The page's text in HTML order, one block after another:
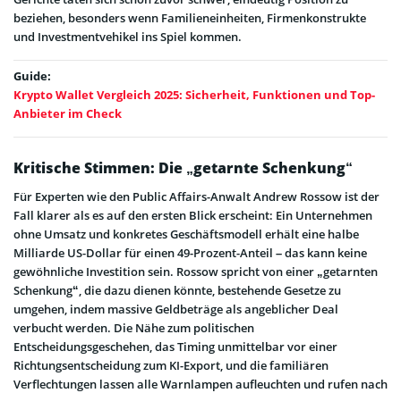
beziehen, besonders wenn Familieneinheiten, Firmenkonstrukte
und Investmentvehikel ins Spiel kommen.
Guide:
Krypto Wallet Vergleich 2025: Sicherheit, Funktionen und Top-
Anbieter im Check
Kritische Stimmen: Die „getarnte Schenkung“
Für Experten wie den Public Affairs-Anwalt Andrew Rossow ist der
Fall klarer als es auf den ersten Blick erscheint: Ein Unternehmen
ohne Umsatz und konkretes Geschäftsmodell erhält eine halbe
Milliarde US-Dollar für einen 49-Prozent-Anteil – das kann keine
gewöhnliche Investition sein. Rossow spricht von einer „getarnten
Schenkung“, die dazu dienen könnte, bestehende Gesetze zu
umgehen, indem massive Geldbeträge als angeblicher Deal
verbucht werden. Die Nähe zum politischen
Entscheidungsgeschehen, das Timing unmittelbar vor einer
Richtungsentscheidung zum KI-Export, und die familiären
Verflechtungen lassen alle Warnlampen aufleuchten und rufen nach